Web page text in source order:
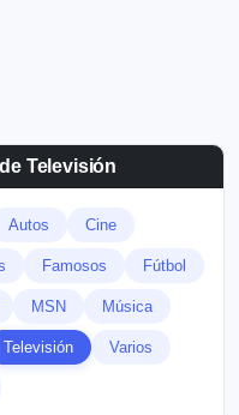
Televisión
Autos Cine
Famosos Fútbol
MSN Música
Televisión Varios